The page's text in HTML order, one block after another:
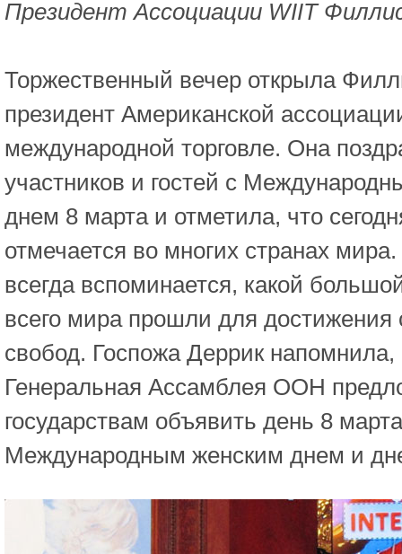
Президент Ассоциации WIIT
Торжественный вечер открыла
президент Американской
международной торговле. Она
участников и гостей с
днем 8 марта и отметила, что
отмечается во многих странах
всегда вспоминается, какой
всего мира прошли для достижения
свобод. Госпожа Деррик напомнила,
Генеральная Ассамблея ООН
государствам объявить день 8 марта
Международным женским днем и